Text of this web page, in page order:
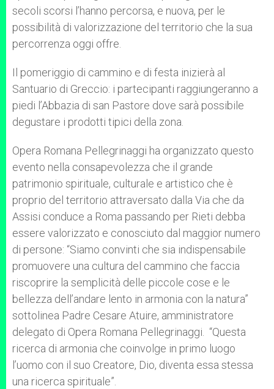
secoli scorsi l’hanno percorsa, e nuova, per le
possibilità di valorizzazione del territorio che la sua
percorrenza oggi offre.
Il pomeriggio di cammino e di festa inizierà al
Santuario di Greccio: i partecipanti raggiungeranno a
piedi l’Abbazia di san Pastore dove sarà possibile
degustare i prodotti tipici della zona.
Opera Romana Pellegrinaggi ha organizzato questo
evento nella consapevolezza che il grande
patrimonio spirituale, culturale e artistico che è
proprio del territorio attraversato dalla Via che da
Assisi conduce a Roma passando per Rieti debba
essere valorizzato e conosciuto dal maggior numero
di persone: “Siamo convinti che sia indispensabile
promuovere una cultura del cammino che faccia
riscoprire la semplicità delle piccole cose e le
bellezza dell’andare lento in armonia con la natura”
sottolinea Padre Cesare Atuire, amministratore
delegato di Opera Romana Pellegrinaggi. “Questa
ricerca di armonia che coinvolge in primo luogo
l’uomo con il suo Creatore, Dio, diventa essa stessa
una ricerca spirituale”.